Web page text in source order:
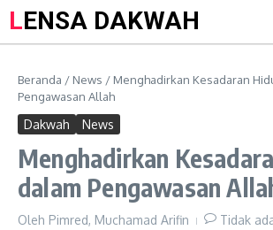
LENSA DAKWAH
Beranda / News / Menghadirkan Kesadaran
Pengawasan Allah
Dakwah News
Menghadirkan
dalam Pengawasan
Oleh Pimred, Muchamad Arifin
Tidak